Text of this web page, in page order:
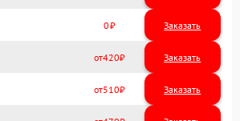
0 Заказать
420
510